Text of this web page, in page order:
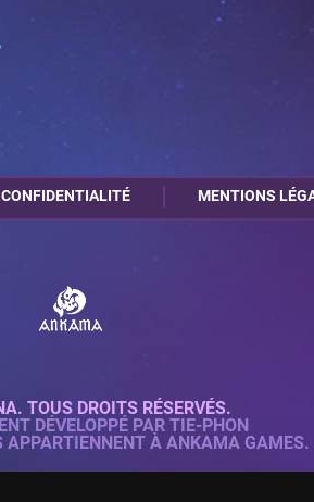
MENTIONS
TOUS DROITS RÉSERVÉS.
DÉVELOPPÉ PAR TIE-PHON
APPARTIENNENT À ANKAMA GAMES.